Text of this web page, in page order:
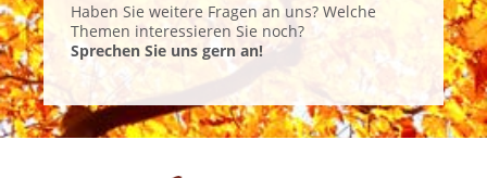
Haben Sie weitere Fragen an uns? Welche
Themen interessieren Sie noch?
Sprechen Sie uns gern an!